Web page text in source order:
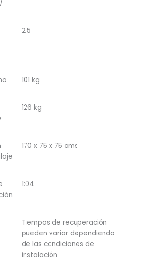
2.5
101 kg
126 kg
170 x 75 x 75 cms
1:04
Tiempos de recuperación
pueden variar dependiendo
de las condiciones de
instalación